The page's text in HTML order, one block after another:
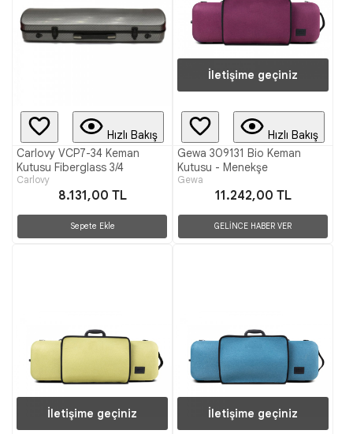
Hızlı Bakış
Carlovy VCP7-34 Keman
Kutusu Fiberglass 3/4
Carlovy
8.131,00 TL
Sepete Ekle
İletişime geçiniz
Hızlı Bakış
Gewa 309131 Bio Keman
Kutusu - Menekşe
Gewa
11.242,00 TL
GELİNCE HABER VER
İletişime geçiniz İletişime geçiniz